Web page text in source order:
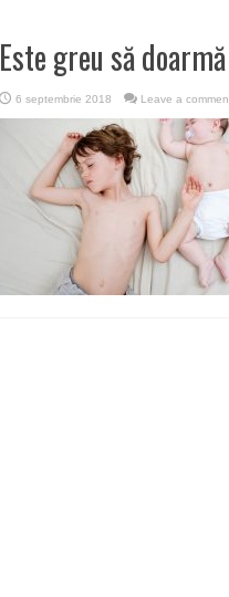
Este greu să
6 septembrie 2018 Leave a